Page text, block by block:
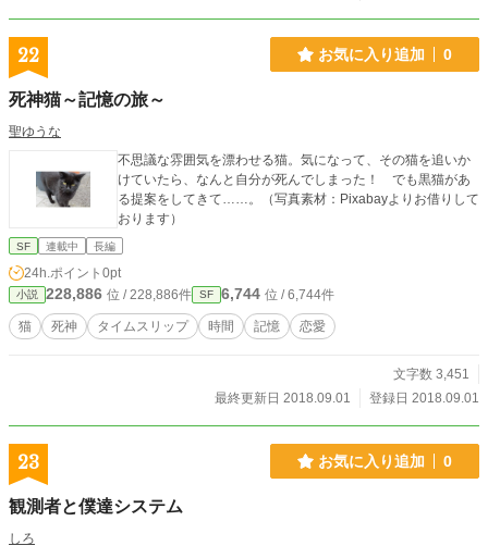
22 お気に入り追加 0
死神猫～記憶の旅～
聖ゆうな
不思議な雰囲気を漂わせる猫。気になって、その猫を追いか
けていたら、なんと自分が死んでしまった！ でも黒猫があ
る提案をしてきて……。（写真素材：Pixabayよりお借りして
おります）
SF 連載中 長編
24h.ポイント 0pt
小説 228,886 位 / 228,886件 SF 6,744 位 / 6,744件
猫 死神 タイムスリップ 時間 記憶 恋愛
文字数 3,451
最終更新日 2018.09.01
登録日 2018.09.01
23 お気に入り追加 0
観測者と僕達システム
しろ